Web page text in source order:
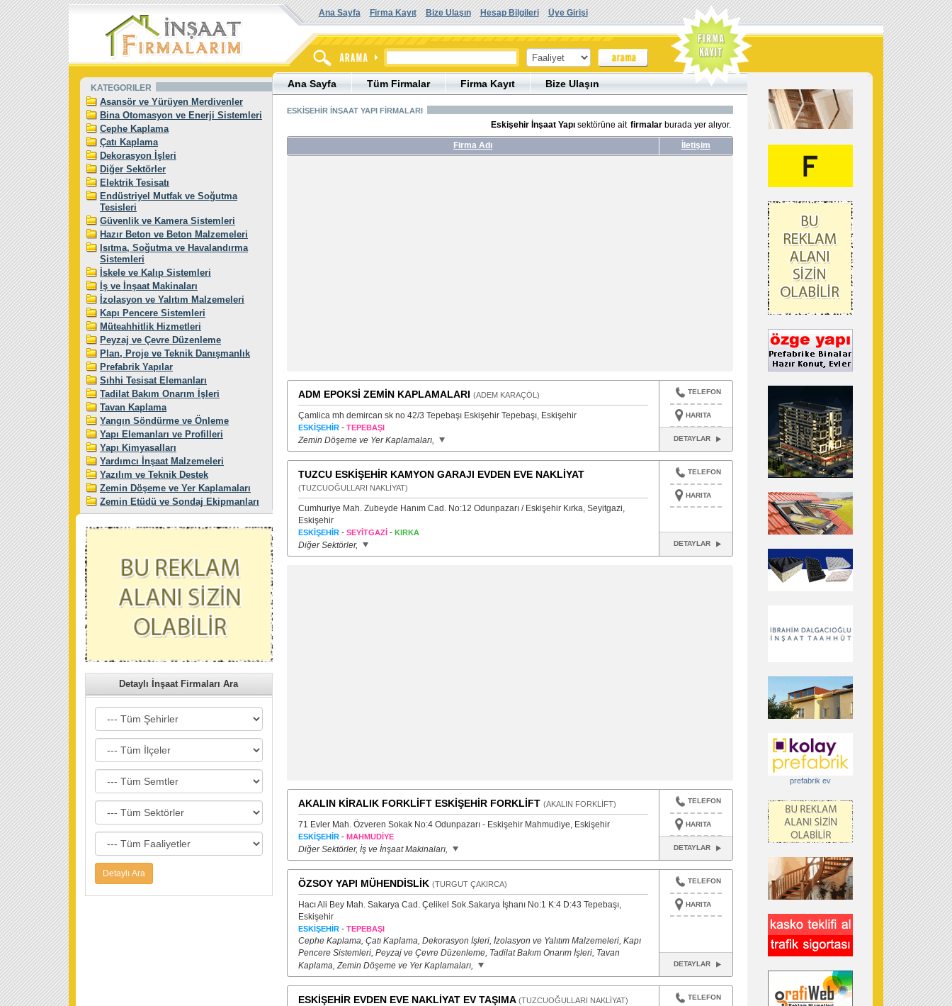
Ana Sayfa Firma Kayıt Bize Ulaşın Hesap Bilgileri Üye Girişi
Ana Sayfa Tüm Firmalar Firma Kayıt Bize Ulaşın
ESKİŞEHİR İNŞAAT YAPI FİRMALARI
Eskişehir İnşaat Yapı sektörüne ait firmalar burada yer alıyor.
Firma Adı İletişim
ADM EPOKSİ ZEMİN KAPLAMALARI (ADEM KARAÇÖL)
Çamlica mh demircan sk no 42/3 Tepebaşı Eskişehir Tepebaşı, Eskişehir
ESKİŞEHİR- TEPEBAŞI
Zemin Döşeme ve Yer Kaplamaları,
TELEFON
HARITA
DETAYLAR
TUZCU ESKİŞEHİR KAMYON GARAJI EVDEN EVE NAKLİYAT
(TUZCUOĞULLARI NAKLİYAT)
Cumhuriye Mah. Zubeyde Hanım Cad. No:12 Odunpazarı / Eskişehir Kırka, Seyitgazi,
Eskişehir
ESKİŞEHİR- SEYİTGAZİ- KIRKA
Diğer Sektörler,
TELEFON
HARITA
DETAYLAR
AKALIN KİRALIK FORKLİFT ESKİŞEHİR FORKLİFT (AKALIN FORKLİFT)
71 Evler Mah. Özveren Sokak No:4 Odunpazarı - Eskişehir Mahmudiye, Eskişehir
ESKİŞEHİR- MAHMUDİYE
Diğer Sektörler, İş ve İnşaat Makinaları,
TELEFON
HARITA
DETAYLAR
ÖZSOY YAPI MÜHENDİSLİK (TURGUT ÇAKIRCA)
Hacı Ali Bey Mah. Sakarya Cad. Çelikel Sok.Sakarya İşhanı No:1 K:4 D:43 Tepebaşı,
Eskişehir
ESKİŞEHİR- TEPEBAŞI
Cephe Kaplama, Çatı Kaplama, Dekorasyon İşleri, İzolasyon ve Yalıtım Malzemeleri, Kapı
Pencere Sistemleri, Peyzaj ve Çevre Düzenleme, Tadilat Bakım Onarım İşleri, Tavan
Kaplama, Zemin Döşeme ve Yer Kaplamaları,
TELEFON
HARITA
DETAYLAR
ESKİŞEHİR EVDEN EVE NAKLİYAT EV TAŞIMA (TUZCUOĞULLARI NAKLİYAT) TELEFON
KATEGORILER
Asansör ve Yürüyen Merdivenler
Bina Otomasyon ve Enerji Sistemleri
Cephe Kaplama
Çatı Kaplama
Dekorasyon İşleri
Diğer Sektörler
Elektrik Tesisatı
Endüstriyel Mutfak ve Soğutma
Tesisleri
Güvenlik ve Kamera Sistemleri
Hazır Beton ve Beton Malzemeleri
Isıtma, Soğutma ve Havalandırma
Sistemleri
İskele ve Kalıp Sistemleri
İş ve İnşaat Makinaları
İzolasyon ve Yalıtım Malzemeleri
Kapı Pencere Sistemleri
Müteahhitlik Hizmetleri
Peyzaj ve Çevre Düzenleme
Plan, Proje ve Teknik Danışmanlık
Prefabrik Yapılar
Sıhhi Tesisat Elemanları
Tadilat Bakım Onarım İşleri
Tavan Kaplama
Yangın Söndürme ve Önleme
Yapı Elemanları ve Profilleri
Yapı Kimyasalları
Yardımcı İnşaat Malzemeleri
Yazılım ve Teknik Destek
Zemin Döşeme ve Yer Kaplamaları
Zemin Etüdü ve Sondaj Ekipmanları
Detaylı İnşaat Firmaları Ara
prefabrik ev